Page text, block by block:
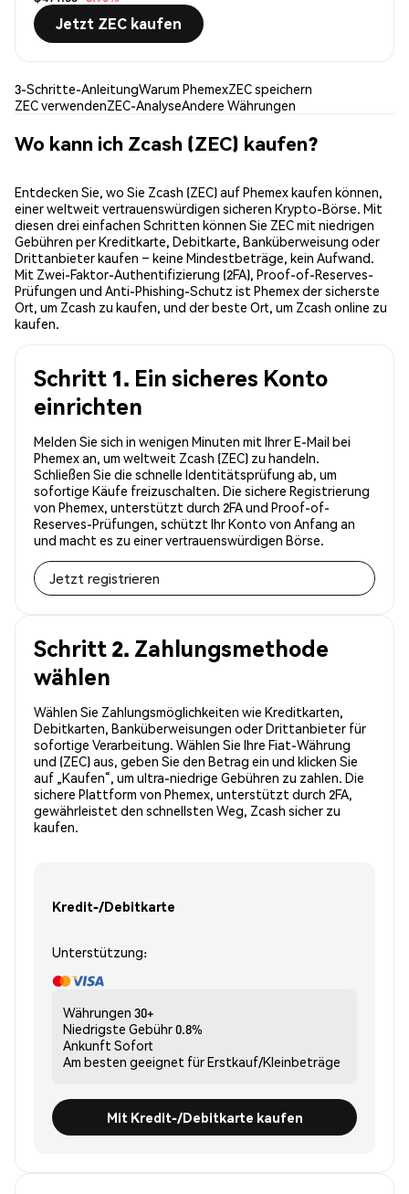
Jetzt ZEC kaufen
3-Schritte-AnleitungWarum PhemexZEC speichern
ZEC verwendenZEC-AnalyseAndere Währungen
Wo kann ich Zcash (ZEC) kaufen?
Entdecken Sie, wo Sie Zcash (ZEC) auf Phemex kaufen können,
einer weltweit vertrauenswürdigen sicheren Krypto-Börse. Mit
diesen drei einfachen Schritten können Sie ZEC mit niedrigen
Gebühren per Kreditkarte, Debitkarte, Banküberweisung oder
Drittanbieter kaufen – keine Mindestbeträge, kein Aufwand.
Mit Zwei-Faktor-Authentifizierung (2FA), Proof-of-Reserves-
Prüfungen und Anti-Phishing-Schutz ist Phemex der sicherste
Ort, um Zcash zu kaufen, und der beste Ort, um Zcash online zu
kaufen.
Schritt 1. Ein sicheres Konto
einrichten
Melden Sie sich in wenigen Minuten mit Ihrer E-Mail bei
Phemex an, um weltweit Zcash (ZEC) zu handeln.
Schließen Sie die schnelle Identitätsprüfung ab, um
sofortige Käufe freizuschalten. Die sichere Registrierung
von Phemex, unterstützt durch 2FA und Proof-of-
Reserves-Prüfungen, schützt Ihr Konto von Anfang an
und macht es zu einer vertrauenswürdigen Börse.
Jetzt registrieren
Schritt 2. Zahlungsmethode
wählen
Wählen Sie Zahlungsmöglichkeiten wie Kreditkarten,
Debitkarten, Banküberweisungen oder Drittanbieter für
sofortige Verarbeitung. Wählen Sie Ihre Fiat-Währung
und (ZEC) aus, geben Sie den Betrag ein und klicken Sie
auf „Kaufen“, um ultra-niedrige Gebühren zu zahlen. Die
sichere Plattform von Phemex, unterstützt durch 2FA,
gewährleistet den schnellsten Weg, Zcash sicher zu
kaufen.
Kredit-/Debitkarte
Unterstützung:
Währungen 30+
Niedrigste Gebühr0.8%
Ankunft Sofort
Am besten geeignet fürErstkauf/Kleinbeträge
Mit Kredit-/Debitkarte kaufen